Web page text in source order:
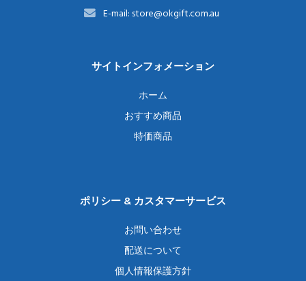
E-mail: store@okgift.com.au
サイトインフォメーション
ホーム
おすすめ商品
特価商品
ポリシー & カスタマーサービス
お問い合わせ
配送について
個人情報保護方針